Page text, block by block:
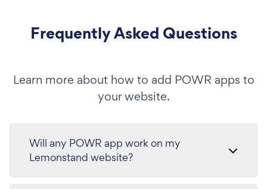
Frequently Asked Questions
Learn more about how to add POWR apps to
your website.
Will any POWR app work on my
Lemonstand website?